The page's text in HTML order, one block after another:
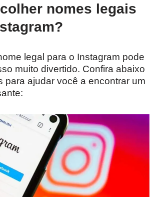
nomes legais
legal para o Instagram pode
muito divertido. Confira abaixo
para ajudar você a encontrar um